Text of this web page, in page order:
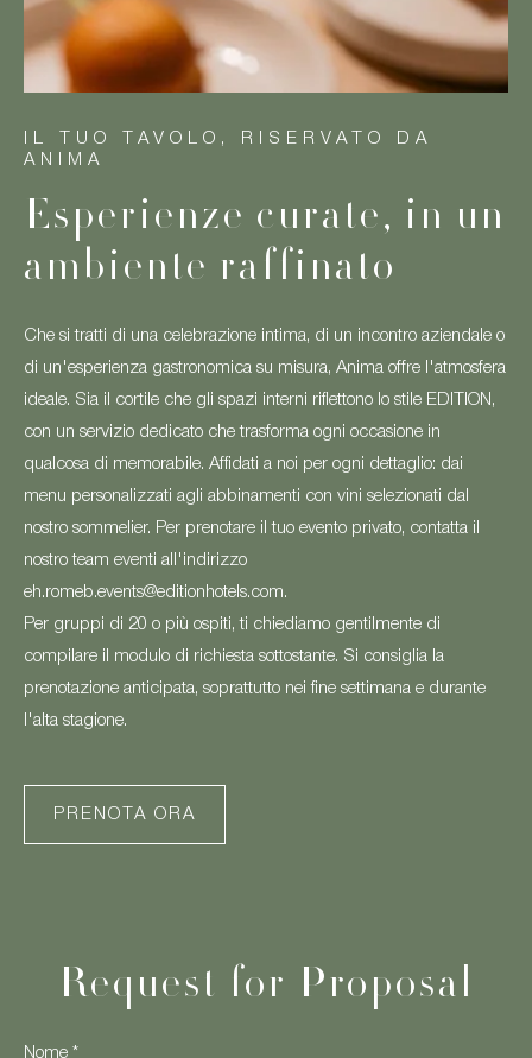
IL TUO TAVOLO, RISERVATO DA
ANIMA
Esperienze curate, in un
ambiente raffinato
Che si tratti di una celebrazione intima, di un incontro aziendale o
di un'esperienza gastronomica su misura, Anima offre l'atmosfera
ideale. Sia il cortile che gli spazi interni riflettono lo stile EDITION,
con un servizio dedicato che trasforma ogni occasione in
qualcosa di memorabile.​ Affidati a noi per ogni dettaglio: dai
menu personalizzati agli abbinamenti con vini selezionati dal
nostro sommelier.​ Per prenotare il tuo evento privato, contatta il
nostro team eventi all'indirizzo
eh.romeb.events@editionhotels.com.​
Per gruppi di 20 o più ospiti, ti chiediamo gentilmente di
compilare il modulo di richiesta sottostante. Si consiglia la
prenotazione anticipata, soprattutto nei fine settimana e durante
l'alta stagione.
PRENOTA ORA
Request for Proposal
Nome *